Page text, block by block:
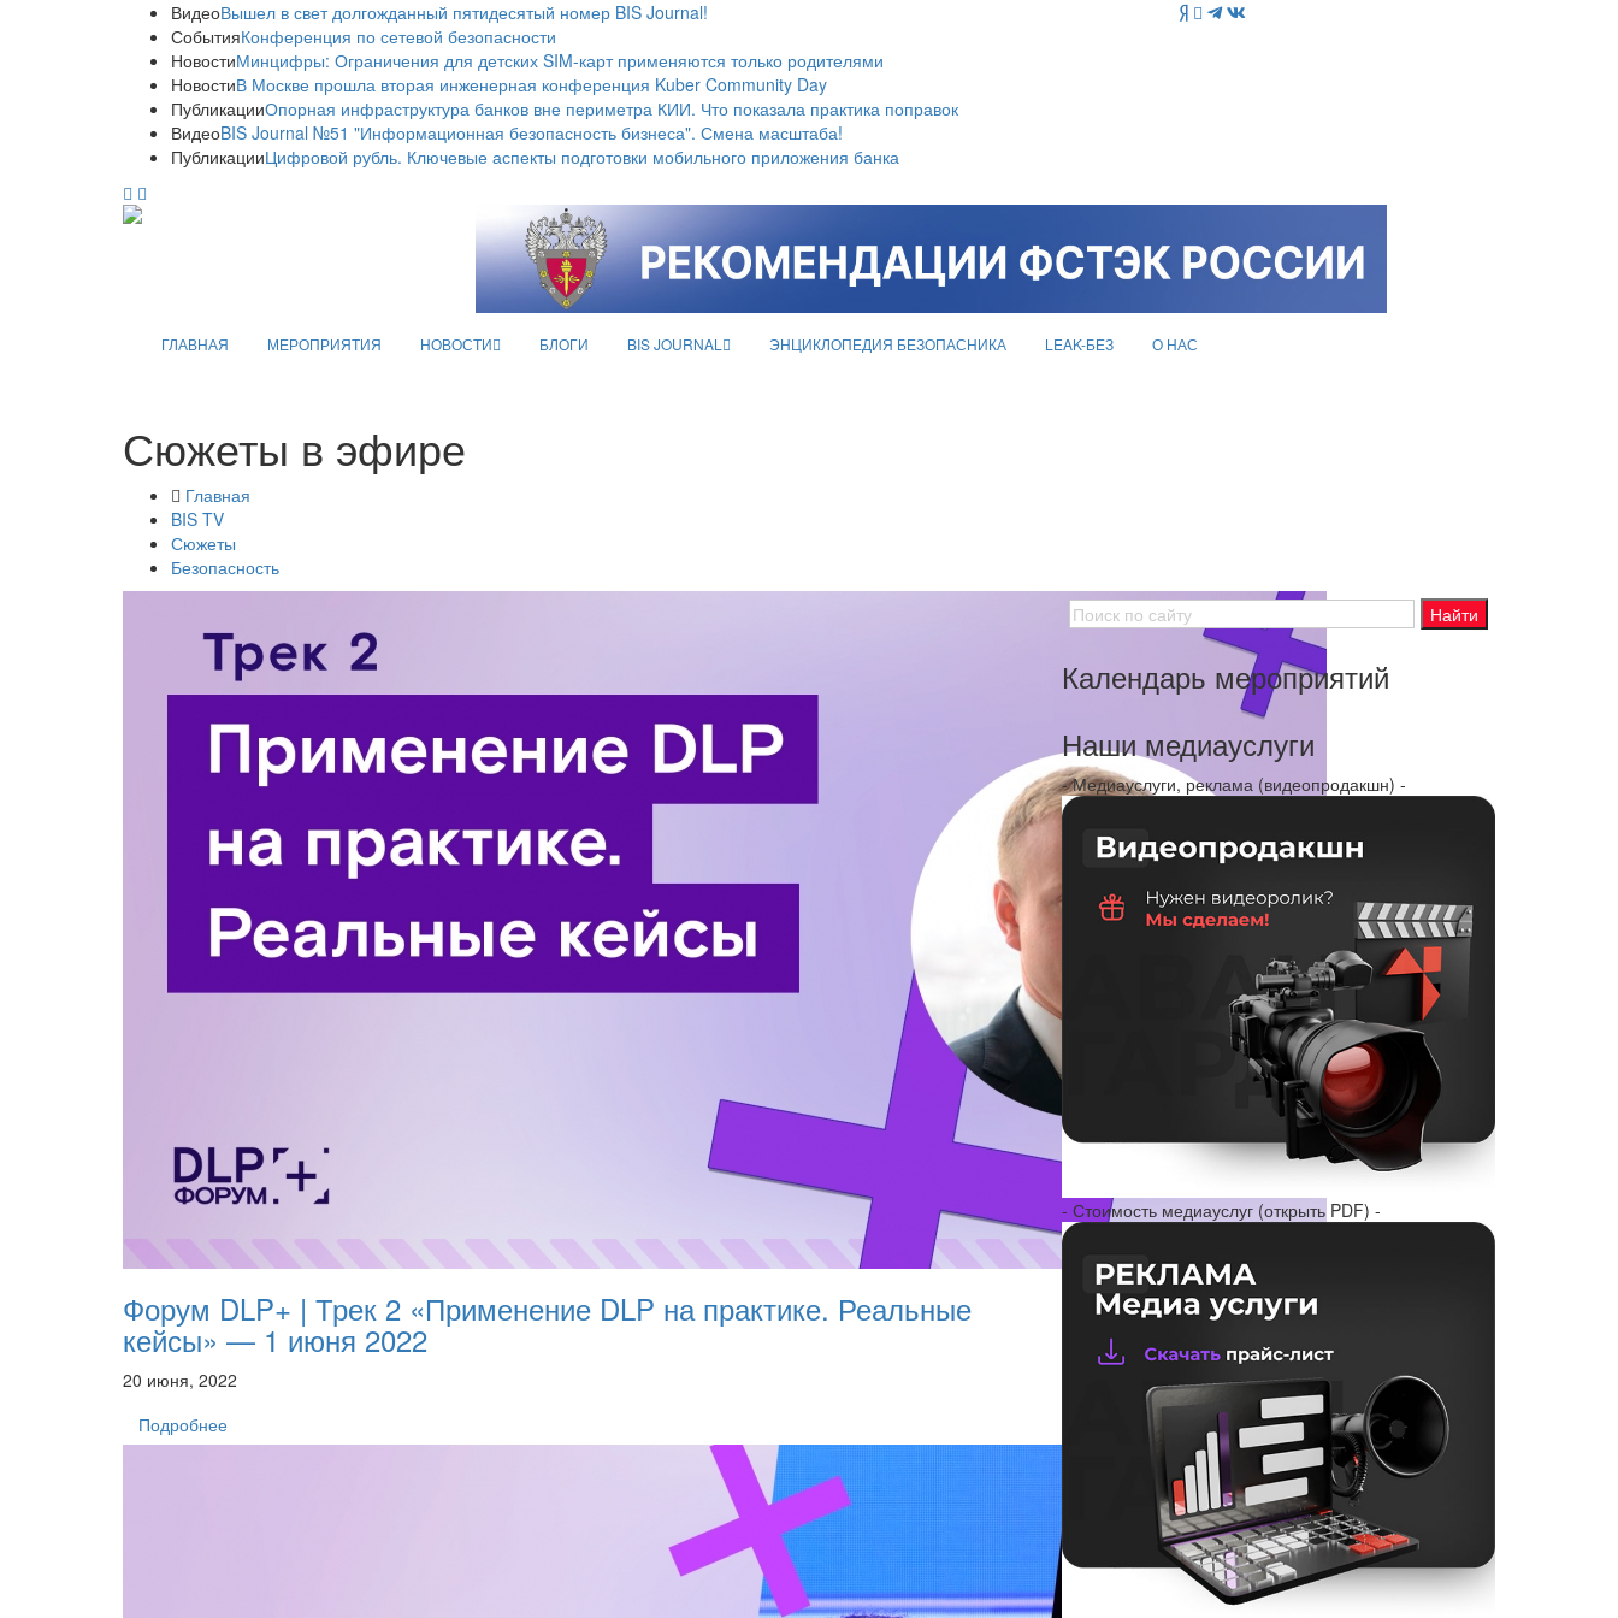
ВидеоВышел в свет долгожданный пятидесятый номер BIS Journal!
СобытияКонференция по сетевой безопасности
НовостиМинцифры: Ограничения для детских SIM-карт применяются только родителями
НовостиВ Москве прошла вторая инженерная конференция Kuber Community Day
ПубликацииОпорная инфраструктура банков вне периметра КИИ. Что показала практика поправок
ВидеоBIS Journal №51 "Информационная безопасность бизнеса". Смена масштаба!
ПубликацииЦифровой рубль. Ключевые аспекты подготовки мобильного приложения банка
ГЛАВНАЯ МЕРОПРИЯТИЯ НОВОСТИ БЛОГИ BIS JOURNAL ЭНЦИКЛОПЕДИЯ БЕЗОПАСНИКА LEAK-БЕЗ О НАС
Сюжеты в эфире
Главная
BIS TV
Сюжеты
Безопасность
Форум DLP+ | Трек 2 «Применение DLP на практике. Реальные
кейсы» — 1 июня 2022
20 июня, 2022
Подробнее
Календарь мероприятий
Наши медиауслуги
- Медиауслуги, реклама (видеопродакшн) -
- Стоимость медиауслуг (открыть PDF) -